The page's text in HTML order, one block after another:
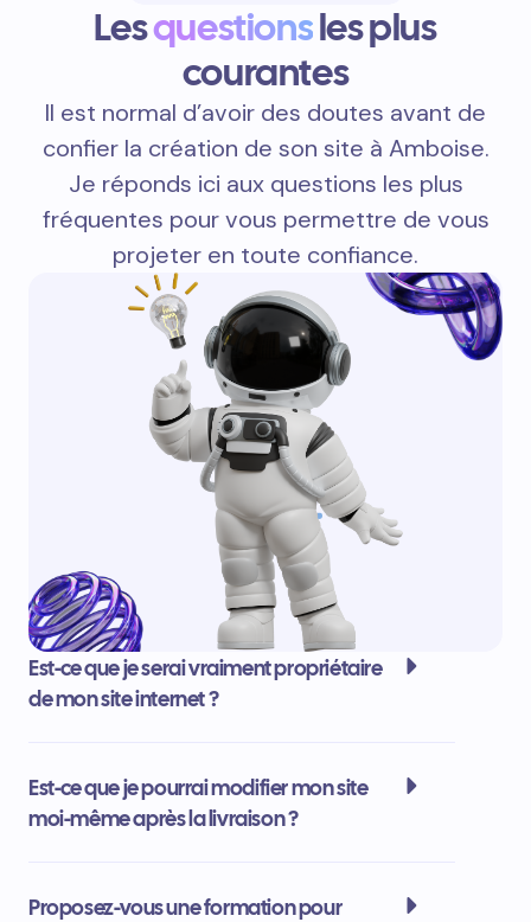
Lesquestionsles plus
courantes
Il est normal d’avoir des doutes avant de
confier la création de son site à Amboise.
Je réponds ici aux questions les plus
fréquentes pour vous permettre de vous
projeter en toute confiance.
Est-ce que je serai vraiment propriétaire
de mon site internet ?
Est-ce que je pourrai modifier mon site
moi-même après la livraison ?
Proposez-vous une formation pour